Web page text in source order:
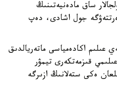
ساق مادەنيەتىنىڭ
جول اشادى، دەپ
اكادەمياسى ماتەريالدىق
قىزمەتكەرى تيمۋر
ەكى ستەلانىڭ ازىرگە